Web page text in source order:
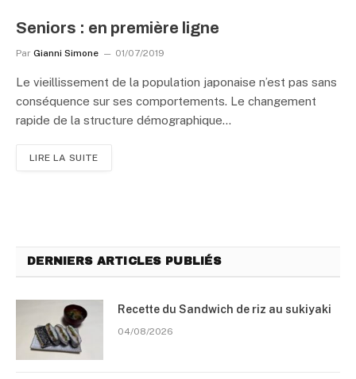
Seniors : en première ligne
Par Gianni Simone 01/07/2019
Le vieillissement de la population japonaise n’est pas sans
conséquence sur ses comportements. Le changement
rapide de la structure démographique…
LIRE LA SUITE
DERNIERS ARTICLES PUBLIÉS
Recette du Sandwich de riz au sukiyaki
04/08/2026